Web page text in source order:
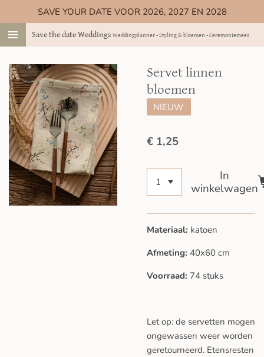
direct
naar
hoofdinhoud
Save the date Weddings Weddingplanner - Styling & bloemen - Ceremoniemeester
SAVE YOUR DATE VOOR 2026, 2027 EN 2028
Servet linnen
bloemen
NIEUW
€ 1,25
In
winkelwagen
Materiaal: katoen
Afmeting: 40x60 cm
Voorraad: 74 stuks
Let op: de servetten mogen
ongewassen weer worden
geretourneerd. Etensresten